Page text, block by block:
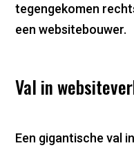
tegengekomen
een websitebouwer.
Val in
Een gigantische val